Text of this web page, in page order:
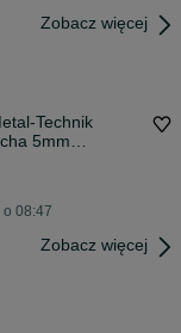
Zobacz więcej
Technik
5mm
Dostawa cała
od ręki!
08:47
Zobacz więcej